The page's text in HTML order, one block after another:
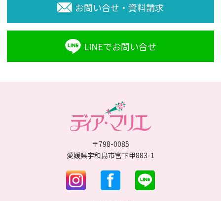
お問い合せ・資料請求
LINEでお問い合せ
〒798-0085
愛媛県宇和島市宮下甲883-1